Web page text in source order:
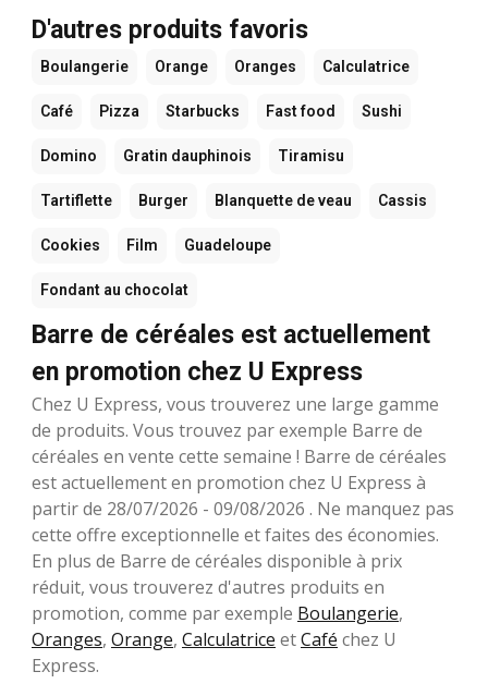
D'autres produits favoris
Boulangerie Orange Oranges Calculatrice
Café Pizza Starbucks Fast food Sushi
Domino Gratin dauphinois Tiramisu
Tartiflette Burger Blanquette de veau Cassis
Cookies Film Guadeloupe
Fondant au chocolat
Barre de céréales est actuellement
en promotion chez U Express
Chez U Express, vous trouverez une large gamme
de produits. Vous trouvez par exemple Barre de
céréales en vente cette semaine ! Barre de céréales
est actuellement en promotion chez U Express à
partir de 28/07/2026 - 09/08/2026 . Ne manquez pas
cette offre exceptionnelle et faites des économies.
En plus de Barre de céréales disponible à prix
réduit, vous trouverez d'autres produits en
promotion, comme par exemple Boulangerie,
Oranges, Orange, Calculatrice etCafé chez U
Express.